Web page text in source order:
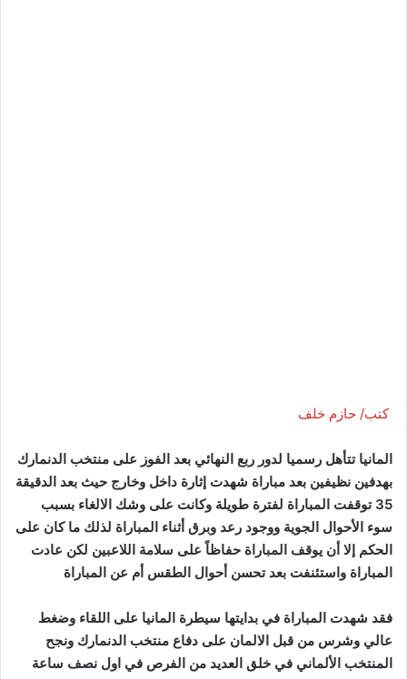
كتب/ حازم خلف
المانيا تتأهل رسميا لدور ربع النهائي بعد الفوز على منتخب الدنمارك
بهدفين نظيفين بعد مباراة شهدت إثارة داخل وخارج حيث بعد الدقيقة
35 توقفت المباراة لفترة طويلة وكانت على وشك الالغاء بسبب
سوء الأحوال الجوية ووجود رعد وبرق أثناء المباراة لذلك ما كان على
الحكم إلا أن يوقف المباراة حفاظاً على سلامة اللاعبين لكن عادت
المباراة واستئنفت بعد تحسن أحوال الطقس أم عن المباراة
فقد شهدت المباراة في بدايتها سيطرة المانيا على اللقاء وضغط
عالي وشرس من قبل الالمان على دفاع منتخب الدنمارك ونجح
المنتخب الألماني في خلق العديد من الفرص في اول نصف ساعة